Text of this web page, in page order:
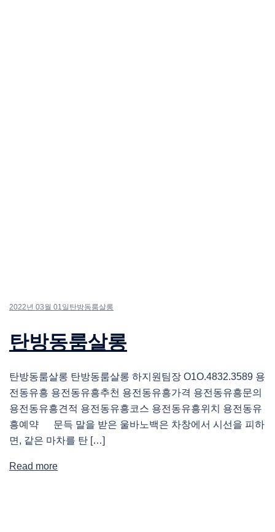
2022년 03월 01일 탄방동룸살롱
탄방동룸살롱
탄방동룸살롱 탄방동룸살롱 하지원팀장 O1O.4832.3589 용
전동유흥 용전동유흥추천 용전동유흥가격 용전동유흥문의
용전동유흥견적 용전동유흥코스 용전동유흥위치 용전동유
흥예약 문득 말을 받은 울바노백은 차창에서 시선을 피하
면, 같은 마차를 탄 […]
Read more